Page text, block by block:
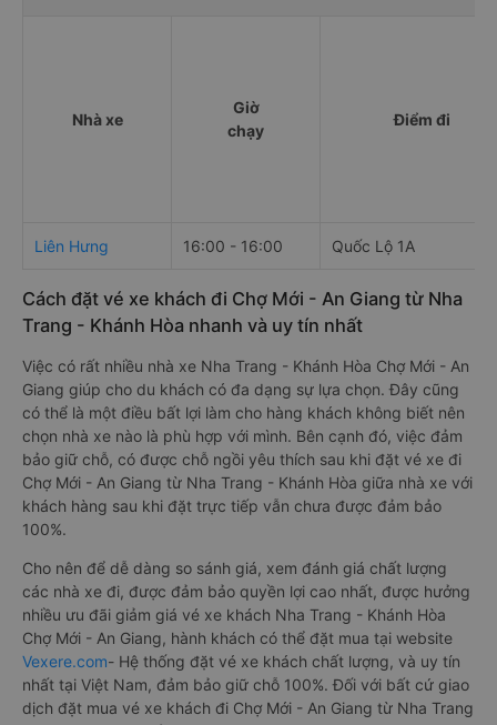
Nhà xe
Giờ
chạy
Điểm đi
Liên Hưng 16:00 - 16:00 Quốc Lộ 1A
Cách đặt vé xe khách đi Chợ Mới - An Giang từ Nha
Trang - Khánh Hòa nhanh và uy tín nhất
Việc có rất nhiều nhà xe Nha Trang - Khánh Hòa Chợ Mới - An
Giang giúp cho du khách có đa dạng sự lựa chọn. Đây cũng
có thể là một điều bất lợi làm cho hàng khách không biết nên
chọn nhà xe nào là phù hợp với mình. Bên cạnh đó, việc đảm
bảo giữ chỗ, có được chỗ ngồi yêu thích sau khi đặt vé xe đi
Chợ Mới - An Giang từ Nha Trang - Khánh Hòa giữa nhà xe với
khách hàng sau khi đặt trực tiếp vẫn chưa được đảm bảo
100%.
Cho nên để dễ dàng so sánh giá, xem đánh giá chất lượng
các nhà xe đi, được đảm bảo quyền lợi cao nhất, được hưởng
nhiều ưu đãi giảm giá vé xe khách Nha Trang - Khánh Hòa
Chợ Mới - An Giang, hành khách có thể đặt mua tại website
Vexere.com- Hệ thống đặt vé xe khách chất lượng, và uy tín
nhất tại Việt Nam, đảm bảo giữ chỗ 100%. Đối với bất cứ giao
dịch đặt mua vé xe khách đi Chợ Mới - An Giang từ Nha Trang